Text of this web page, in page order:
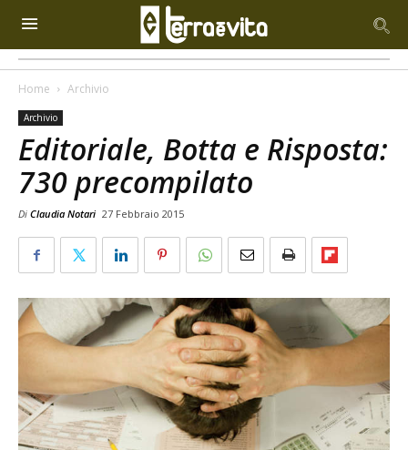
Home Archivio
Archivio
Editoriale, Botta e Risposta:
730 precompilato
Di Claudia Notari 27 Febbraio 2015